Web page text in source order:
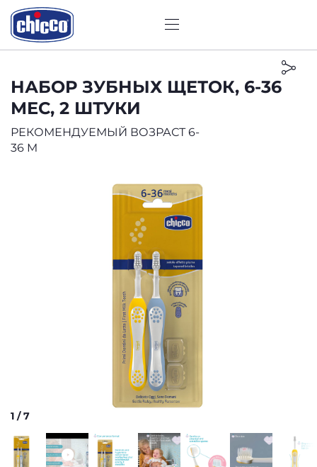
НАБОР ЗУБНЫХ ЩЕТОК, 6-36
МЕС, 2 ШТУКИ
РЕКОМЕНДУЕМЫЙ ВОЗРАСТ 6-
36 M
1 /7